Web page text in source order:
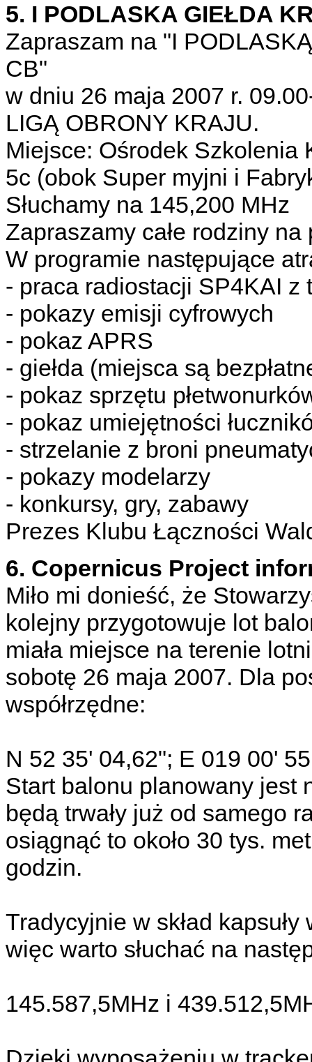
5. I PODLASKA GIEŁDA
Zapraszam na "I
CB"
w dniu 26 maja 2007 r.
LIGĄ OBRONY KRAJU.
Miejsce: Ośrodek Szkolenia
5c (obok Super myjni i
Słuchamy na 145,200 MHz
Zapraszamy całe rodziny na
W programie następujące
- praca radiostacji SP4KAI z
- pokazy emisji cyfrowych
- pokaz APRS
- giełda (miejsca są
- pokaz sprzętu
- pokaz umiejętności
- strzelanie z broni
- pokazy modelarzy
- konkursy, gry, zabawy
Prezes Klubu Łączności
6. Copernicus Project
Miło mi donieść, że
kolejny przygotowuje lot
miała miejsce na terenie
sobotę 26 maja 2007. Dla
współrzędne:
N 52 35' 04,62"; E 019 00'
Start balonu planowany jest
będą trwały już od samego
osiągnąć to około 30 tys.
godzin.
Tradycyjnie w skład
więc warto słuchać na
145.587,5MHz i